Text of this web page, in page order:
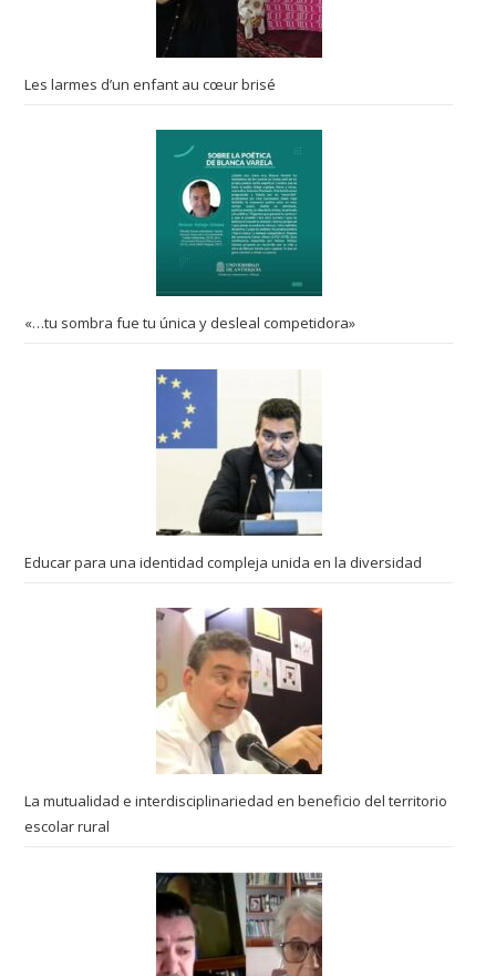
Les larmes d’un enfant au cœur brisé
«…tu sombra fue tu única y desleal competidora»
Educar para una identidad compleja unida en la diversidad
La mutualidad e interdisciplinariedad en beneficio del territorio
escolar rural